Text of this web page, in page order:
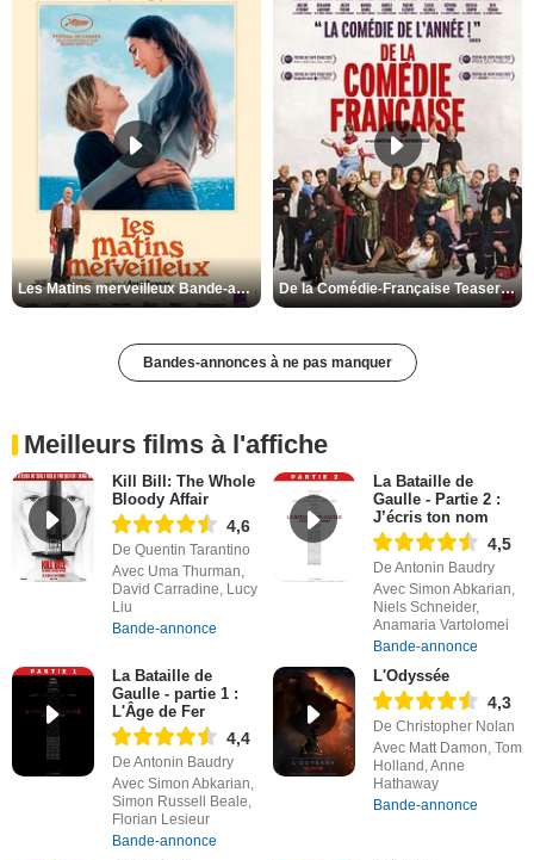
Les Matins merveilleux Bande-annonce VF De la Comédie-Française Teaser VF
Bandes-annonces à ne pas manquer
Meilleurs films à l'affiche
Kill Bill: The Whole
Bloody Affair
4,6
De Quentin Tarantino
Avec Uma Thurman,
David Carradine, Lucy
Liu
Bande-annonce
La Bataille de
Gaulle - Partie 2 :
J’écris ton nom
4,5
De Antonin Baudry
Avec Simon Abkarian,
Niels Schneider,
Anamaria Vartolomei
Bande-annonce
La Bataille de
Gaulle - partie 1 :
L'Âge de Fer
4,4
De Antonin Baudry
Avec Simon Abkarian,
Simon Russell Beale,
Florian Lesieur
Bande-annonce
L'Odyssée
4,3
De Christopher Nolan
Avec Matt Damon, Tom
Holland, Anne
Hathaway
Bande-annonce